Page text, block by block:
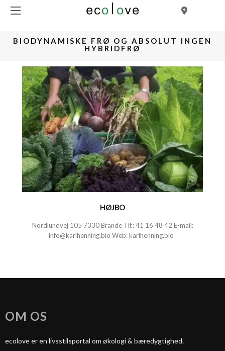
BIODYNAMISKE FRØ OG ABSOLUT INGEN
HYBRIDFRØ
HØJBO
Nordlundvej 105 7330 Brande Tlf.:41 16 48 42 E-mail:
info@karlhenning.bio Web:karlhenning.bio
OM OS
ecolove er en livsstilsportal om økologi & bæredygtighed.